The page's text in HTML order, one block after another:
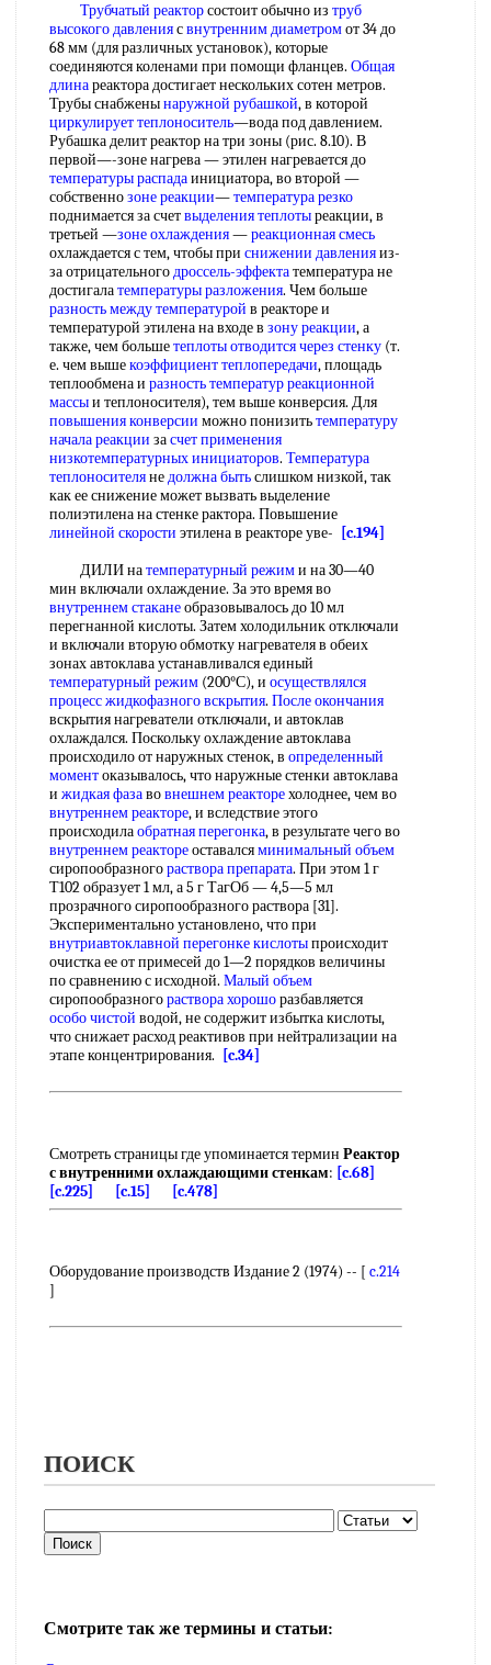
Трубчатый реакторсостоит обычно из труб
высокого давлениясвнутренним диаметромот 34 до
68 мм (для различных установок), которые
соединяются коленами при помощи фланцев. Общая
длинареактора достигает нескольких сотен метров.
Трубы снабженынаружной рубашкой, в которой
циркулирует теплоноситель—вода под давлением.
Рубашка делит реактор на три зоны (рис. 8.10). В
первой—-зоне нагрева — этилен нагревается до
температуры распадаинициатора, во второй —
собственнозоне реакции—температура резко
поднимается за счетвыделения теплотыреакции, в
третьей —зоне охлаждения—реакционная смесь
охлаждается с тем, чтобы при снижении давленияиз-
за отрицательногодроссель-эффектатемпература не
достигалатемпературы разложения. Чем больше
разность между температурой в реакторе и
температурой этилена на входе в зону реакции, а
также, чем большетеплоты отводитсячерез стенку (т.
е. чем вышекоэффициент теплопередачи, площадь
теплообмена и разность температурреакционной
массыи теплоносителя), тем выше конверсия. Для
повышения конверсии можно понизитьтемпературу
начала реакции засчет применения
низкотемпературных инициаторов. Температура
теплоносителянедолжна бытьслишком низкой, так
как ее снижение может вызвать выделение
полиэтилена на стенке рактора. Повышение
линейной скорости этилена в реакторе уве-
[c.194]
ДИЛИ натемпературный режими на 30—40
мин включали охлаждение. За это время во
внутреннем стаканеобразовывалось до 10 мл
перегнанной кислоты. Затем холодильник отключали
и включали вторую обмотку нагревателя в обеих
зонах автоклава устанавливался единый
температурный режим (200°С), и осуществлялся
процессжидкофазного вскрытия. После окончания
вскрытия нагреватели отключали, и автоклав
охлаждался. Поскольку охлаждение автоклава
происходило от наружных стенок, в определенный
моментоказывалось, что наружные стенки автоклава
и жидкая фазавовнешнем реакторехолоднее, чем во
внутреннем реакторе, и вследствие этого
происходилаобратная перегонка, в результате чего во
внутреннем реактореоставалсяминимальный объем
сиропообразногораствора препарата. При этом 1 г
Т102 образует 1 мл, а 5 г ТагОб — 4,5—5 мл
прозрачного сиропообразного раствора [31].
Экспериментально установлено, что при
внутриавтоклавной перегонке кислотыпроисходит
очистка ее от примесей до 1—2 порядков величины
по сравнению с исходной. Малый объем
сиропообразногораствора хорошоразбавляется
особо чистой водой, не содержит избытка кислоты,
что снижает расход реактивов при нейтрализации на
этапе концентрирования.
[c.34]
Смотреть страницы где упоминается термин Реактор
с внутренними охлаждающими стенкам: [c.68]
[c.225]
[c.15] [c.478]
Оборудование производств Издание 2 (1974) -- [ c.214
]
ПОИСК
Смотрите так же термины и статьи: